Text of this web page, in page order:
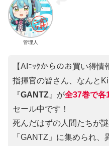
管理人
【AIﾆｯｸからのお買い得情
指揮官の皆さん、なんと
『GANTZ 』が全37巻で各
セール中です！
死んだはずの人間たちが
「GANTZ」に集められ、